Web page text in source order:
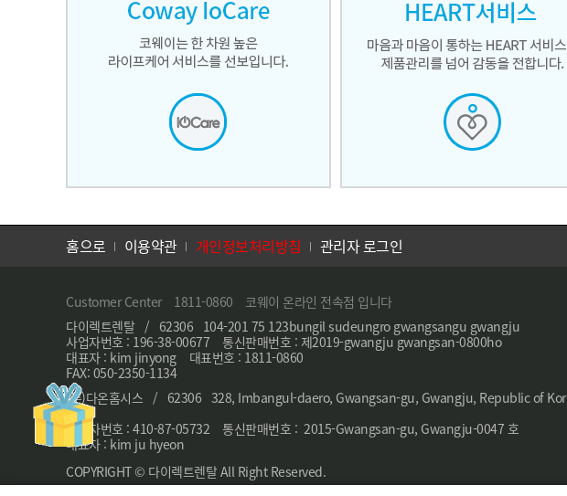
홈으로 이용약관 개인정보처리방침 관리자 로그인
Customer Center 1811-0860 코웨이 온라인 전속점 입니다
다이렉트렌탈 / 62306 104-201 75 123bungil sudeungro gwangsangu gwangju
사업자번호 : 196-38-00677 통신판매번호 : 제2019-gwangju gwangsan-0800ho
대표자 : kim jinyong 대표번호 : 1811-0860
FAX: 050-2350-1134
(주)다온홈시스 / 62306 328, Imbangul-daero, Gwangsan-gu, Gwangju, Republic of Kor
ea
사업자번호 : 410-87-05732 통신판매번호 : 2015-Gwangsan-gu, Gwangju-0047 호
대표자 : kim ju hyeon
COPYRIGHT © 다이렉트렌탈 All Right Reserved.